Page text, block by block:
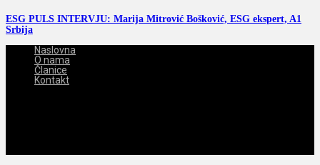
ESG PULS INTERVJU: Marija Mitrović Bošković, ESG ekspert, A1
Srbija
Naslovna
O nama
Članice
Kontakt